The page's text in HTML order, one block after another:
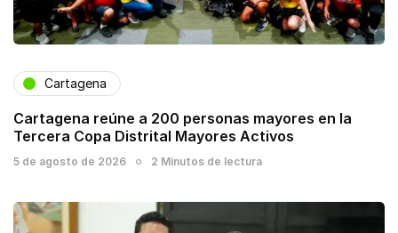
Cartagena
Cartagena reúne a 200 personas mayores en la
Tercera Copa Distrital Mayores Activos
5 de agosto de 2026 2 Minutos de lectura